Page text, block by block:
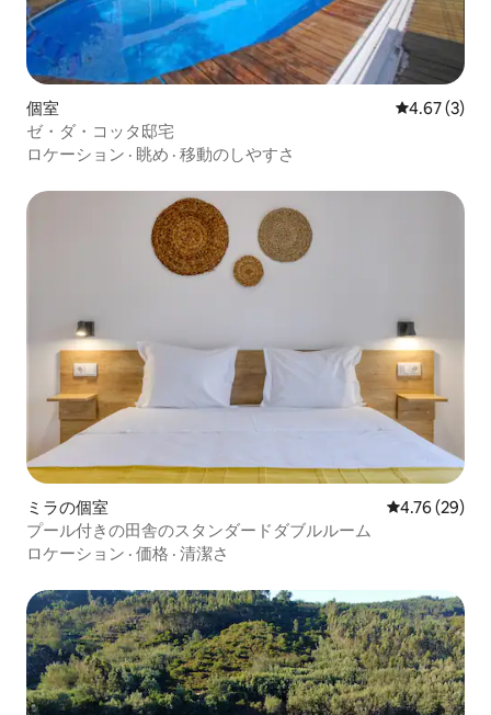
個室 レビュー3
4.67 (3)
ゼ・ダ・コッタ邸宅
ロケーション · 眺め · 移動のしやすさ
ミラの個室 レビュー29
4.76 (29)
プール付きの田舎のスタンダードダブルルーム
ロケーション · 価格 · 清潔さ